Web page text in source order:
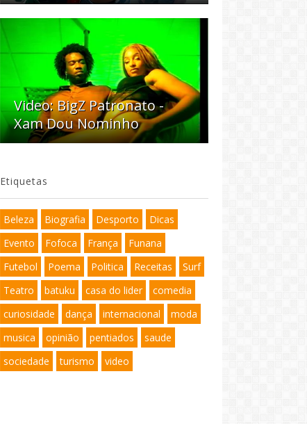
Video: BigZ Patronato -
Xam Dou Nominho
Etiquetas
Beleza Biografia Desporto
Dicas
Evento
Fofoca França
Funana
Futebol
Poema Politica Receitas
Surf
Teatro
batuku casa do lider
comedia
curiosidade
dança internacional
moda
musica
opinião pentiados
saude
sociedade
turismo video